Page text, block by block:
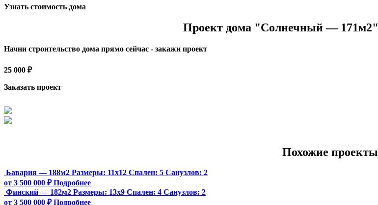
Узнать стоимость дома
Проект дома "Солнечный — 171м2"
Начни строительство дома прямо сейчас - закажи проект
25 000 ₽
Заказать проект
Похожие проекты
Бавария — 188м2 Размеры: 11х12 Спален: 5 Санузлов: 2
от 3 500 000 ₽ Подробнее
Финский — 182м2 Размеры: 13х9 Спален: 4 Санузлов: 2
от 3 500 000 ₽ Подробнее